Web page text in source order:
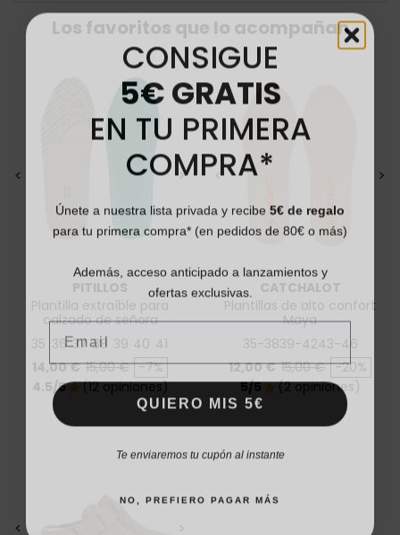
Los favoritos que lo acompañan
< >
PITILLOS
Plantilla extraíble para
calzado de señora
35 36 37 38 39 40 41
Precio
14,00 € Precio base
15,00 € -7%
4.5/5star(12 opiniones)
< >
CATCHALOT
Plantillas de alto confort
Maya
35-3839-4243-46
Precio
12,00 € Precio base
15,00 € -20%
5/5star(2 opiniones)
< >
CONSIGUE
5€ GRATIS
EN TU PRIMERA
COMPRA*
Únete a nuestra lista privada y recibe
para tu primera compra* (en pedidos de 80€ o más)
ofertas exclusivas.
Email
QUIERO MIS 5€